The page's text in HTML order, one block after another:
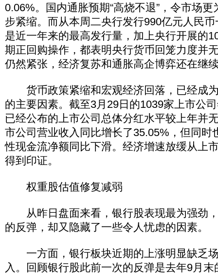
0.06%。国内通胀预期“高烧不退”，令市场
步紧缩。而从本周二央行发行990亿元人民
是近一年来的最高发行量，加上央行开展的
期正回购操作，都表明央行货币回笼力度并
仍然紧张，经济复苏和通胀高企博弈还在继
货币政策紧缩和宏观经济回落，已经成
的主要因素。截至3月29日的1039家上市公
已经公布的上市公司总体分红水平较上年并
市公司营业收入同比增长了35.05%，但同时
性现金流净额同比下滑。经济增速放缓从上
得到印证。
权重股估值修复减弱
从昨日盘面来看，银行股表现最为强劲
的反弹，却又隐藏了一些令人忧虑的因素。
一方面，银行板块近期的上涨明显缺乏
入。回顾银行股此前一次的反弹是去年9月